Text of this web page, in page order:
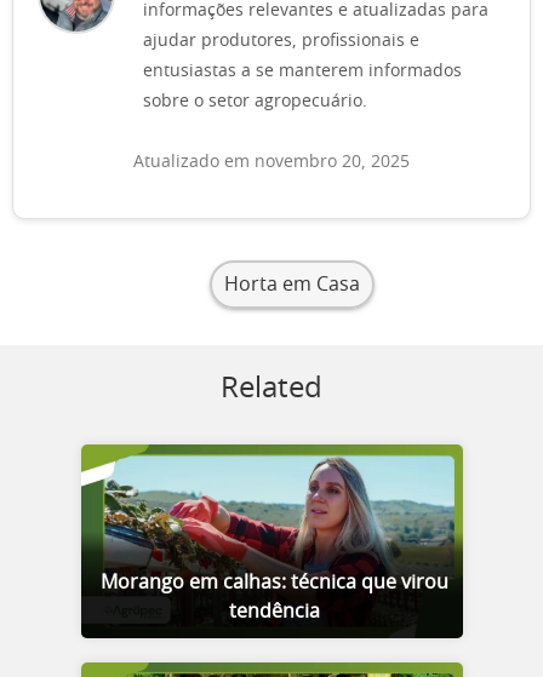
informações relevantes e atualizadas para
ajudar produtores, profissionais e
entusiastas a se manterem informados
sobre o setor agropecuário.
Atualizado em novembro 20, 2025
Horta em Casa
Related
Morango em calhas: técnica que virou
tendência